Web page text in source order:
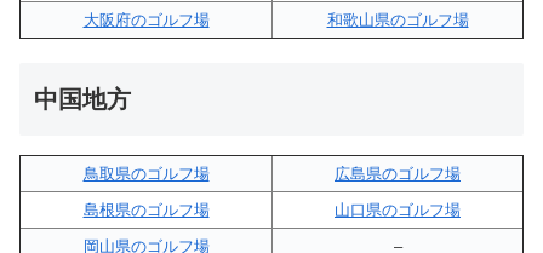
大阪府のゴルフ場
和歌山県のゴルフ場
中国地方
鳥取県のゴルフ場
広島県のゴルフ場
島根県のゴルフ場
山口県のゴルフ場
岡山県のゴルフ場
–